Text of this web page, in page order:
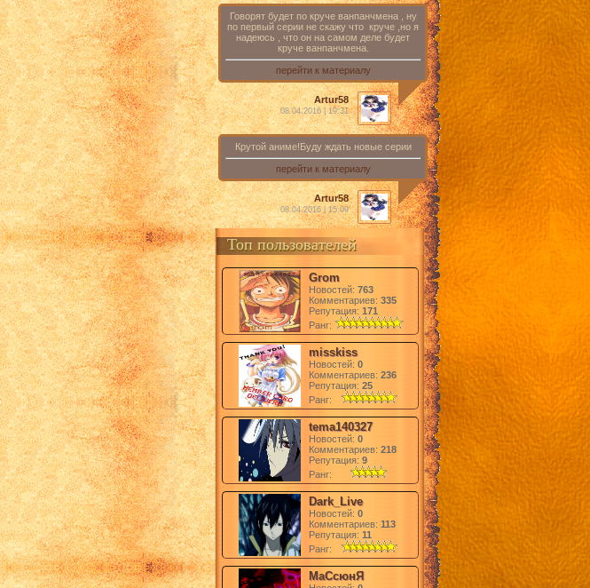
Говорят будет по круче ванпанчмена , ну
по первый серии не скажу что круче ,но я
надеюсь , что он на самом деле будет
круче ванпанчмена.
перейти к материалу
Artur58
08.04.2016 | 19:31
Крутой аниме!Буду ждать новые серии
перейти к материалу
Artur58
08.04.2016 | 15:09
Топ пользователей
Grom
Новостей: 763
Комментариев: 335
Репутация: 171
Ранг:
misskiss
Новостей: 0
Комментариев: 236
Репутация: 25
Ранг:
tema140327
Новостей: 0
Комментариев: 218
Репутация: 9
Ранг:
Dark_Live
Новостей: 0
Комментариев: 113
Репутация: 11
Ранг:
МаСсюнЯ